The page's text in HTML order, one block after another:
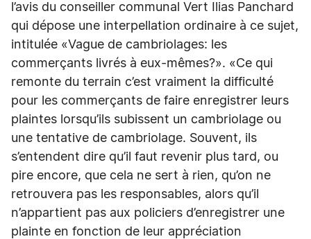
l’avis du conseiller communal Vert Ilias Panchard
qui dépose une interpellation ordinaire à ce sujet,
intitulée «Vague de cambriolages: les
commerçants livrés à eux-mêmes?». «Ce qui
remonte du terrain c’est vraiment la difficulté
pour les commerçants de faire enregistrer leurs
plaintes lorsqu’ils subissent un cambriolage ou
une tentative de cambriolage. Souvent, ils
s’entendent dire qu’il faut revenir plus tard, ou
pire encore, que cela ne sert à rien, qu’on ne
retrouvera pas les responsables, alors qu’il
n’appartient pas aux policiers d’enregistrer une
plainte en fonction de leur appréciation